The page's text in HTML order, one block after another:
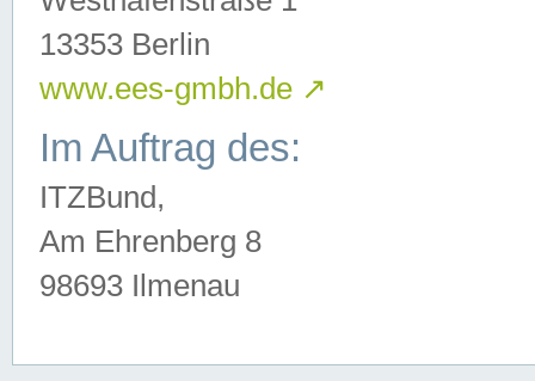
13353 Berlin
www.ees-gmbh.de ↗
Im Auftrag des:
ITZBund,
Am Ehrenberg 8
98693 Ilmenau